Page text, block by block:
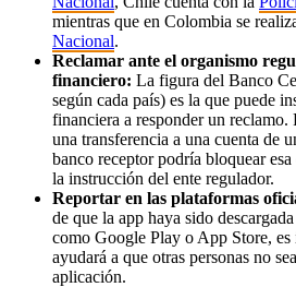
mientras que en Colombia se
Nacional.
Reclamar ante el organismo
financiero: La figura del Banco
según cada país) es la que puede
financiera a responder un reclamo.
una transferencia a una cuenta de
banco receptor podría bloquear
la instrucción del ente regulador.
Reportar en las plataformas
de que la app haya sido
como Google Play o App Store,
ayudará a que otras personas no
aplicación.